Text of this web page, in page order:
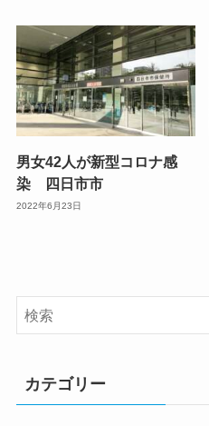
男女42人が新型コロナ感
染 四日市市
2022年6月23日
カテゴリー